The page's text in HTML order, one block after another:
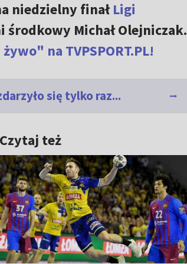
niedzielny finałLigi
środkowy Michał Olejniczak.
na TVPSPORT.PL!
się tylko raz...
Czytaj też